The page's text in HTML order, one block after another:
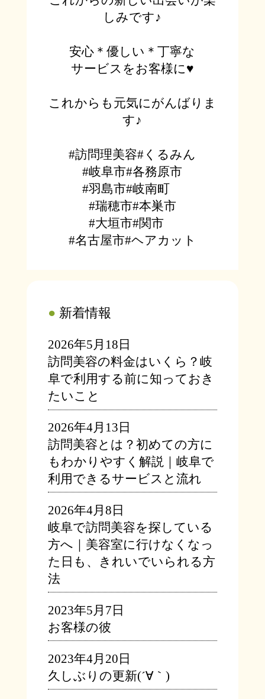
しみです♪
安心＊優しい＊丁寧な
サービスを お客様に♥
これからも元気にがんばりま
す♪
#訪問理美容# くるみん
#岐阜市#各務原市
#羽島市#岐南町
#瑞穂市#本巣市
#大垣市#関市
#名古屋市#ヘアカット
● 新着情報
2026年5月18日
訪問美容の料金はいくら？岐
阜で利用する前に知っておき
たいこと
2026年4月13日
訪問美容とは？初めての方に
もわかりやすく解説｜岐阜で
利用できるサービスと流れ
2026年4月8日
岐阜で訪問美容を探している
方へ｜美容室に行けなくなっ
た日も、きれいでいられる方
法
2023年5月7日
お客様の彼
2023年4月20日
久しぶりの更新(´∀｀)